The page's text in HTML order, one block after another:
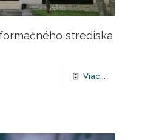
strediska
Viac...